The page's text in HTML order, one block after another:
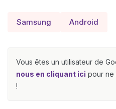
Samsung Android
Vous êtes un utilisateur de
nous en cliquant ici pour ne
!